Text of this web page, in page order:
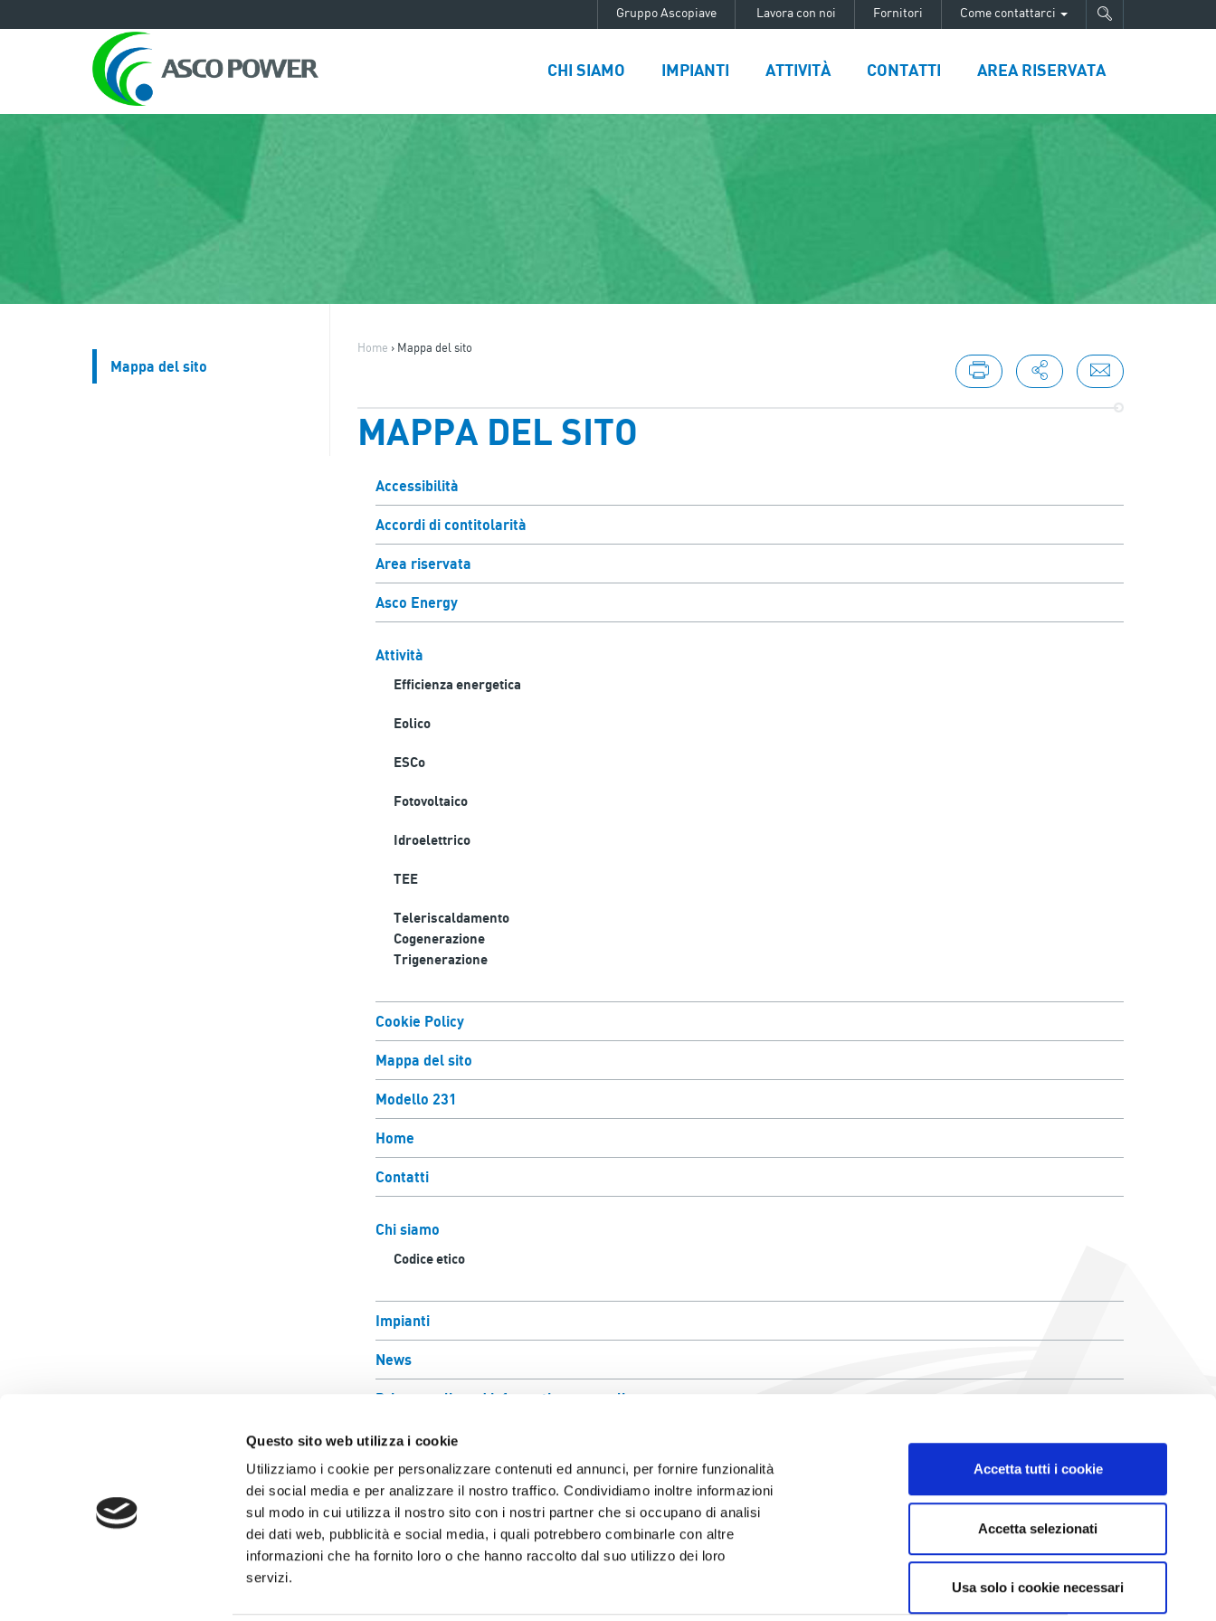
Questo sito web utilizza i cookie
Utilizziamo i cookie per personalizzare contenuti ed annunci, per fornire funzionalità
dei social media e per analizzare il nostro traffico. Condividiamo inoltre informazioni
sul modo in cui utilizza il nostro sito con i nostri partner che si occupano di analisi
dei dati web, pubblicità e social media, i quali potrebbero combinarle con altre
informazioni che ha fornito loro o che hanno raccolto dal suo utilizzo dei loro
servizi.
Accetta tutti i cookie
Accetta selezionati
Usa solo i cookie necessari
Gruppo Ascopiave Lavora con noi Fornitori Come contattarci
CHI SIAMO IMPIANTI ATTIVITÀ CONTATTI AREA RISERVATA
Mappa del sito
Home › Mappa del sito
MAPPA DEL SITO
Accessibilità
Accordi di contitolarità
Area riservata
Asco Energy
Attività
Efficienza energetica
Eolico
ESCo
Fotovoltaico
Idroelettrico
TEE
Teleriscaldamento
Cogenerazione
Trigenerazione
Cookie Policy
Mappa del sito
Modello 231
Home
Contatti
Chi siamo
Codice etico
Impianti
News
Privacy policy ed informative generali
Company info
Via Verizzo, 1030 - 31053 Pieve di Soligo (TV)
Privacy policy ed informative generali